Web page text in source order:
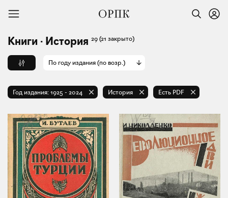
Книги · История 29 (21 закрыто)
По году издания (по возр.)
Год издания: 1925 - 2024 История Есть PDF